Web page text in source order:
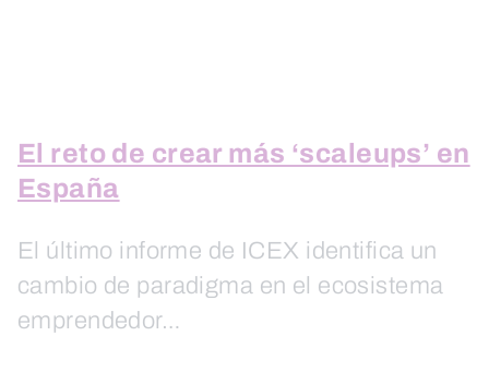
El reto de crear más ‘scaleups’ en
España
El último informe de ICEX identifica un
cambio de paradigma en el ecosistema
emprendedor…